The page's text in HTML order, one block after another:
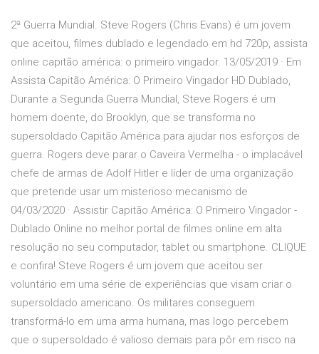
2ª Guerra Mundial. Steve Rogers (Chris Evans) é um jovem
que aceitou, filmes dublado e legendado em hd 720p, assista
online capitão américa: o primeiro vingador. 13/05/2019 · Em
Assista Capitão América: O Primeiro Vingador HD Dublado,
Durante a Segunda Guerra Mundial, Steve Rogers é um
homem doente, do Brooklyn, que se transforma no
supersoldado Capitão América para ajudar nos esforços de
guerra. Rogers deve parar o Caveira Vermelha - o implacável
chefe de armas de Adolf Hitler e líder de uma organização
que pretende usar um misterioso mecanismo de
04/03/2020 · Assistir Capitão América: O Primeiro Vingador -
Dublado Online no melhor portal de filmes online em alta
resolução no seu computador, tablet ou smartphone. CLIQUE
e confira! Steve Rogers é um jovem que aceitou ser
voluntário em uma série de experiências que visam criar o
supersoldado americano. Os militares conseguem
transformá-lo em uma arma humana, mas logo percebem
que o supersoldado é valioso demais para pôr em risco na